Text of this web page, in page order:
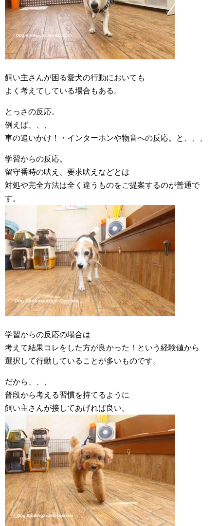
飼い主さんが困る愛犬の行動においても
よく考えてしている場合もある。
とっさの反応。
例えば、、、
車の追いかけ！・インターホンや物音への反応。と、、、
学習からの反応。
留守番時の吠え、要求吠えなどとは
対処や完全方法は全く違うものをご提案するのが普通で
す。
学習からの反応の場合は
考えて結果コレをした方が良かった！という経験値から
選択して行動していることが多いものです。
だから、、、
普段から考える習慣を持てるように
飼い主さんが接してあげれば良い。